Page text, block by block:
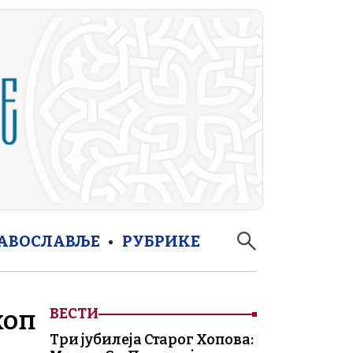
РУБРИКЕ
ВЕСТИ
Три јубилеја Старог Хопова: